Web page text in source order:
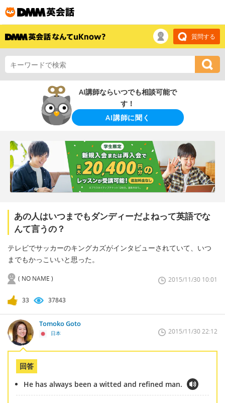
質問する
AI講師ならいつでも相談可能で
す！
AI講師に聞く
あの人はいつまでもダンディーだよねって英語でな
んて言うの？
テレビでサッカーのキングカズがインタビューされていて、いつ
までもかっこいいと思った。
( NO NAME ) 2015/11/30 10:01
33 37843
Tomoko Goto
日本 2015/11/30 22:12
回答
He has always been a witted and refined man.